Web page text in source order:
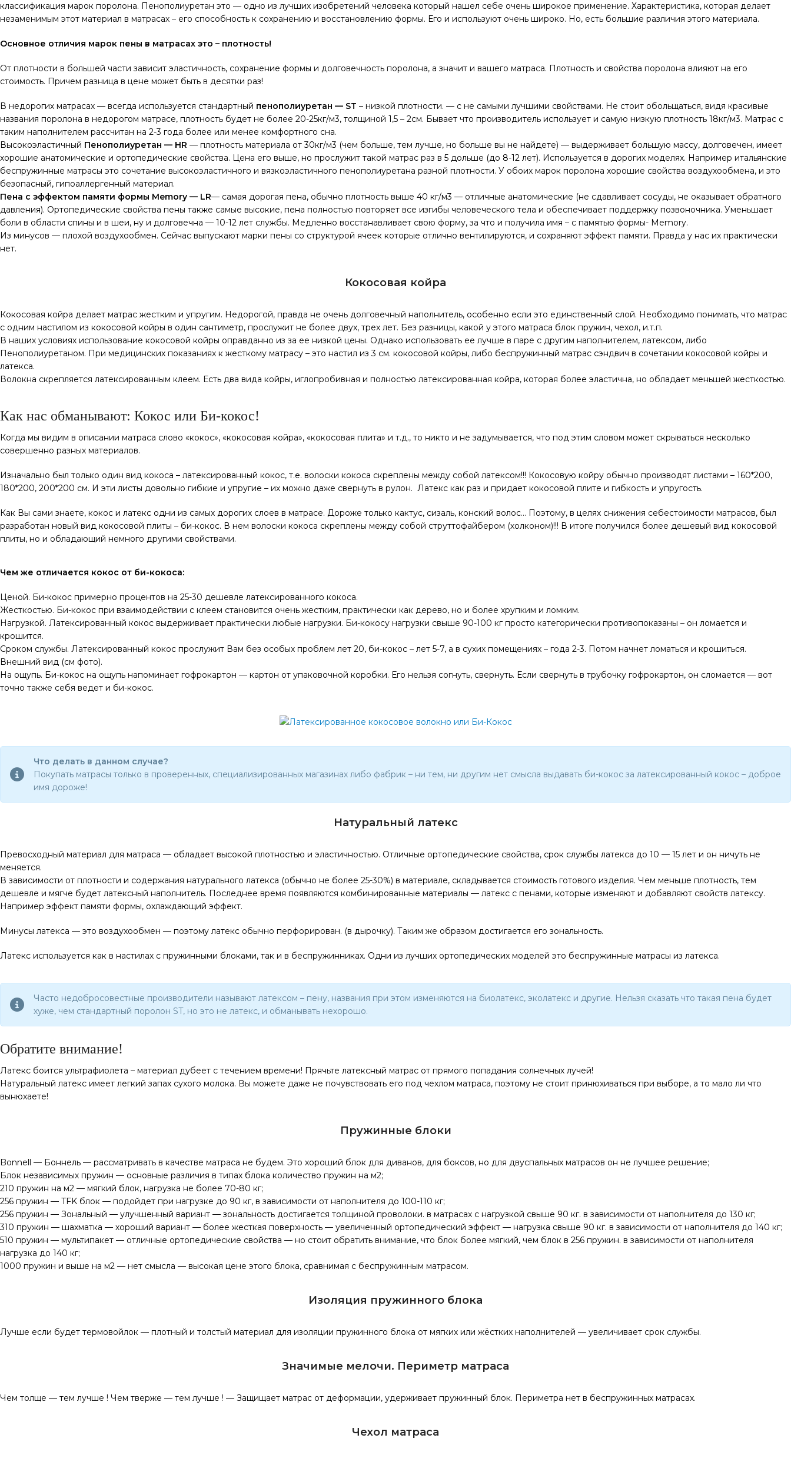
классификация марок поролона. Пенополиуретан это — одно из лучших изобретений человека который нашел себе очень широкое применение. Характеристика, которая делает
незаменимым этот материал в матрасах – его способность к сохранению и восстановлению формы. Его и используют очень широко. Но, есть большие различия этого материала.
Основное отличия марок пены в матрасах это – плотность!
От плотности в большей части зависит эластичность, сохранение формы и долговечность поролона, а значит и вашего матраса. Плотность и свойства поролона влияют на его
стоимость. Причем разница в цене может быть в десятки раз!
В недорогих матрасах — всегда используется стандартный пенополиуретан — ST – низкой плотности. — с не самыми лучшими свойствами. Не стоит обольщаться, видя красивые
названия поролона в недорогом матрасе, плотность будет не более 20-25кг/м3, толщиной 1,5 – 2см. Бывает что производитель использует и самую низкую плотность 18кг/м3. Матрас с
таким наполнителем рассчитан на 2-3 года более или менее комфортного сна.
Высокоэластичный Пенополиуретан — HR — плотность материала от 30кг/м3 (чем больше, тем лучше, но больше вы не найдете) — выдерживает большую массу, долговечен, имеет
хорошие анатомические и ортопедические свойства. Цена его выше, но прослужит такой матрас раз в 5 дольше (до 8-12 лет). Используется в дорогих моделях. Например итальянские
беспружинные матрасы это сочетание высокоэластичного и вязкоэластичного пенополиуретана разной плотности. У обоих марок поролона хорошие свойства воздухообмена, и это
безопасный, гипоаллергенный материал.
Пена с эффектом памяти формы Memory — LR— самая дорогая пена, обычно плотность выше 40 кг/м3 — отличные анатомические (не сдавливает сосуды, не оказывает обратного
давления). Ортопедические свойства пены также самые высокие, пена полностью повторяет все изгибы человеческого тела и обеспечивает поддержку позвоночника. Уменьшает
боли в области спины и в шеи, ну и долговечна — 10-12 лет службы. Медленно восстанавливает свою форму, за что и получила имя – с памятью формы- Memory.
Из минусов — плохой воздухообмен. Сейчас выпускают марки пены со структурой ячеек которые отлично вентилируются, и сохраняют эффект памяти. Правда у нас их практически
нет.
Кокосовая койра
Кокосовая койра делает матрас жестким и упругим. Недорогой, правда не очень долговечный наполнитель, особенно если это единственный слой. Необходимо понимать, что матрас
с одним настилом из кокосовой койры в один сантиметр, прослужит не более двух, трех лет. Без разницы, какой у этого матраса блок пружин, чехол, и.т.п.
В наших условиях использование кокосовой койры оправданно из за ее низкой цены. Однако использовать ее лучше в паре с другим наполнителем, латексом, либо
Пенополиуретаном. При медицинских показаниях к жесткому матрасу – это настил из 3 см. кокосовой койры, либо беспружинный матрас сэндвич в сочетании кокосовой койры и
латекса.
Волокна скрепляется латексированным клеем. Есть два вида койры, иглопробивная и полностью латексированная койра, которая более эластична, но обладает меньшей жесткостью.
Как нас обманывают: Кокос или Би-кокос!
Когда мы видим в описании матраса слово «кокос», «кокосовая койра», «кокосовая плита» и т.д., то никто и не задумывается, что под этим словом может скрываться несколько
совершенно разных материалов.
Изначально был только один вид кокоса – латексированный кокос, т.е. волоски кокоса скреплены между собой латексом!!! Кокосовую койру обычно производят листами – 160*200,
180*200, 200*200 см. И эти листы довольно гибкие и упругие – их можно даже свернуть в рулон. Латекс как раз и придает кокосовой плите и гибкость и упругость.
Как Вы сами знаете, кокос и латекс одни из самых дорогих слоев в матрасе. Дороже только кактус, сизаль, конский волос… Поэтому, в целях снижения себестоимости матрасов, был
разработан новый вид кокосовой плиты – би-кокос. В нем волоски кокоса скреплены между собой струттофайбером (холконом)!!! В итоге получился более дешевый вид кокосовой
плиты, но и обладающий немного другими свойствами.
Чем же отличается кокос от би-кокоса:
Ценой. Би-кокос примерно процентов на 25-30 дешевле латексированного кокоса.
Жесткостью. Би-кокос при взаимодействии с клеем становится очень жестким, практически как дерево, но и более хрупким и ломким.
Нагрузкой. Латексированный кокос выдерживает практически любые нагрузки. Би-кокосу нагрузки свыше 90-100 кг просто категорически противопоказаны – он ломается и
крошится.
Сроком службы. Латексированный кокос прослужит Вам без особых проблем лет 20, би-кокос – лет 5-7, а в сухих помещениях – года 2-3. Потом начнет ломаться и крошиться.
Внешний вид (см фото).
На ощупь. Би-кокос на ощупь напоминает гофрокартон — картон от упаковочной коробки. Его нельзя согнуть, свернуть. Если свернуть в трубочку гофрокартон, он сломается — вот
точно также себя ведет и би-кокос.
Что делать в данном случае?
Покупать матрасы только в проверенных, специализированных магазинах либо фабрик – ни тем, ни другим нет смысла выдавать би-кокос за латексированный кокос – доброе
имя дороже!
Натуральный латекс
Превосходный материал для матраса — обладает высокой плотностью и эластичностью. Отличные ортопедические свойства, срок службы латекса до 10 — 15 лет и он ничуть не
меняется.
В зависимости от плотности и содержания натурального латекса (обычно не более 25-30%) в материале, складывается стоимость готового изделия. Чем меньше плотность, тем
дешевле и мягче будет латексный наполнитель. Последнее время появляются комбинированные материалы — латекс с пенами, которые изменяют и добавляют свойств латексу.
Например эффект памяти формы, охлаждающий эффект.
Минусы латекса — это воздухообмен — поэтому латекс обычно перфорирован. (в дырочку). Таким же образом достигается его зональность.
Латекс используется как в настилах с пружинными блоками, так и в беспружинниках. Одни из лучших ортопедических моделей это беспружинные матрасы из латекса.
Часто недобросовестные производители называют латексом – пену, названия при этом изменяются на биолатекс, эколатекс и другие. Нельзя сказать что такая пена будет
хуже, чем стандартный поролон ST, но это не латекс, и обманывать нехорошо.
Обратите внимание!
Латекс боится ультрафиолета – материал дубеет с течением времени! Прячьте латексный матрас от прямого попадания солнечных лучей!
Натуральный латекс имеет легкий запах сухого молока. Вы можете даже не почувствовать его под чехлом матраса, поэтому не стоит принюхиваться при выборе, а то мало ли что
вынюхаете!
Пружинные блоки
Bonnell — Боннель — рассматривать в качестве матраса не будем. Это хороший блок для диванов, для боксов, но для двуспальных матрасов он не лучшее решение;
Блок независимых пружин — основные различия в типах блока количество пружин на м2;
210 пружин на м2 — мягкий блок, нагрузка не более 70-80 кг;
256 пружин — TFK блок — подойдет при нагрузке до 90 кг, в зависимости от наполнителя до 100-110 кг;
256 пружин — Зональный — улучшенный вариант — зональность достигается толщиной проволоки. в матрасах с нагрузкой свыше 90 кг. в зависимости от наполнителя до 130 кг;
310 пружин — шахматка — хороший вариант — более жесткая поверхность — увеличенный ортопедический эффект — нагрузка свыше 90 кг. в зависимости от наполнителя до 140 кг;
510 пружин — мультипакет — отличные ортопедические свойства — но стоит обратить внимание, что блок более мягкий, чем блок в 256 пружин. в зависимости от наполнителя
нагрузка до 140 кг;
1000 пружин и выше на м2 — нет смысла — высокая цене этого блока, сравнимая с беспружинным матрасом.
Изоляция пружинного блока
Лучше если будет термовойлок — плотный и толстый материал для изоляции пружинного блока от мягких или жёстких наполнителей — увеличивает срок службы.
Значимые мелочи. Периметр матраса
Чем толще — тем лучше ! Чем тверже — тем лучше ! — Защищает матрас от деформации, удерживает пружинный блок. Периметра нет в беспружинных матрасах.
Чехол матраса